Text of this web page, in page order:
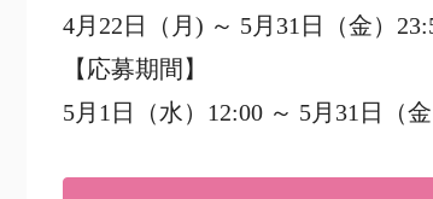
4月22日（月) ～ 5月31日（金）
【応募期間】
5月1日（水）12:00 ～ 5月31日（